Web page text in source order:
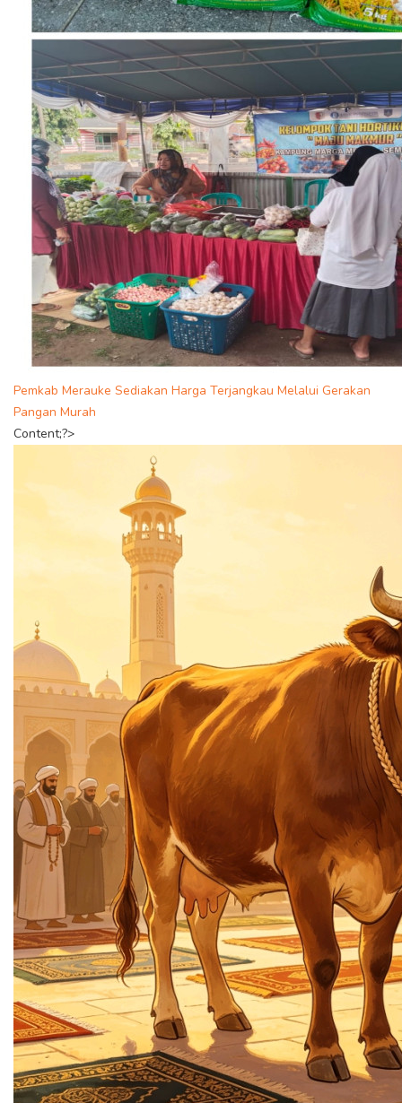
Pemkab Merauke Sediakan Harga Terjangkau Melalui Gerakan
Pangan Murah
Content;?>